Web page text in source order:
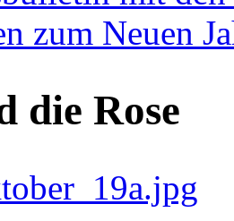
zum Neuen
die Rose